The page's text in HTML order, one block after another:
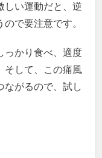
しい運動だと、逆
で要注意です。
っかり食べ、適度
そして、この痛風
ながるので、試し